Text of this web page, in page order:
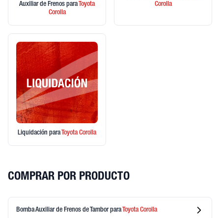
Auxiliar de Frenos para Toyota
Corolla
Corolla
Liquidación para ToyotaCorolla
COMPRAR POR PRODUCTO
Bomba Auxiliar de Frenos de TamborparaToyotaCorolla